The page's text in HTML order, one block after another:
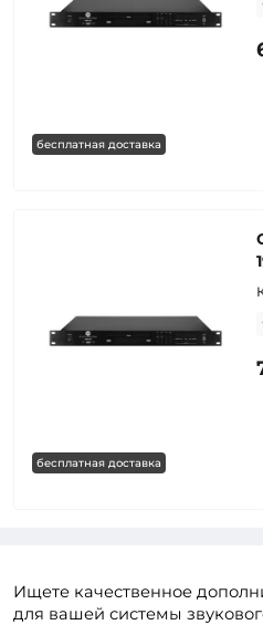
бесплатная доставка
бесплатная доставка
Ищете качественное
для вашей системы